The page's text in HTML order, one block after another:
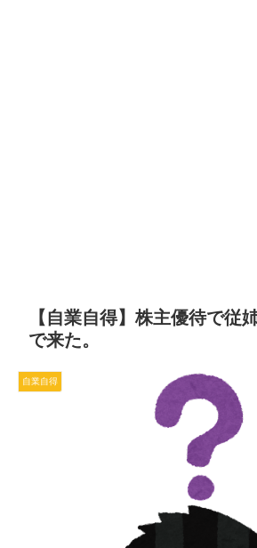
【自業自得】株主優待で従
で来た。
自業自得